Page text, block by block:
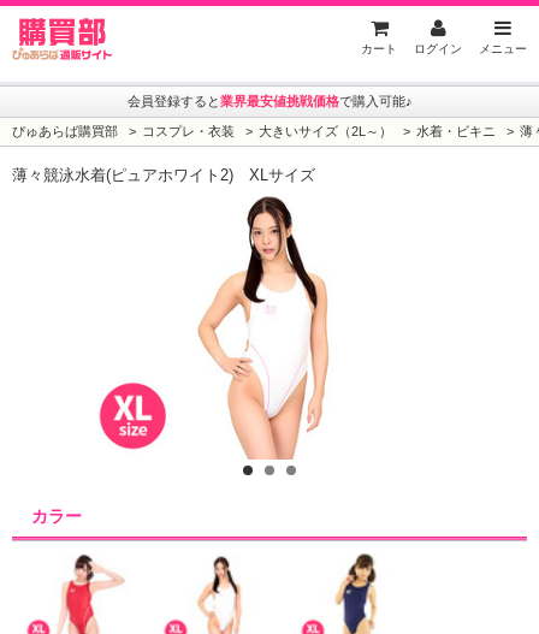
カート ログイン メニュー
会員登録すると業界最安値挑戦価格で購入可能♪
ぴゅあらば購買部 コスプレ・衣装 大きいサイズ（2L～） 水着・ビキニ 薄
薄々競泳水着(ピュアホワイト2) XLサイズ
カラー